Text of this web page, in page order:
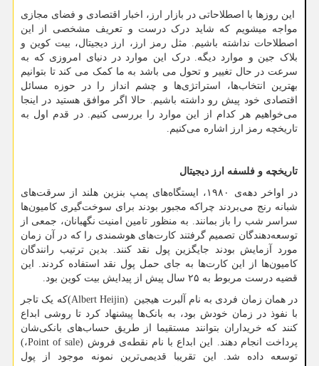
این روزها با اصطلاحاتی در بازار ارز، اخبار اقتصادی و فضای مجازی
مواجه میشویم که شاید درک درست و تعریف مشخصی از این
اصطلاحات نداشته باشیم. مثل رمز ارز، ارز دیجیتال، بیت کوین و
بلاک جین و موارد دیگه. درک این موارد در دنیای امروزی که به
سرعت در حال تغییر و تحول می باشد به ما کمک می کند تا بتوانیم
بهترین انتخاب‌ها، استراتژی‌ها و چشم انداز را در حوزه مسائل
اقتصادی خود پیش رو داشته باشیم. حالا اگر موافق هستید در اینجا
می‌خواهیم هر کدام از این موارد را بررسی کنیم. در قدم اول به
تاریخچه رمز ارز اشاره می‌کنیم.
تاریخچه و فلسفه ارز دیجیتال
در اواخر دهه‌ی ۱۹۸۰، ایستگاه‌های پمپ بنزین هلند از سرقت‌های
شبانه رنج می‌بردند چراکه مجبور بودند برای سوخت‌گیری کامیون‌ها
سراسر شب را باز بمانند. به منظور تامین امنیت نگهبانان، جمعی از
توسعه‌دهندگان تصمیم گرفتند کارت‌های هوشمندی را که در آن زمان
مورد آزمایش بودند جایگزین پول نقد کنند. بدین ترتیب رانندگان
کامیون‌ها از این کارت‌ها به جای حمل پول نقد استفاده کردند. این
قضیه درست مربوط به ۲۵ سال پیش از پیدایش بیت کوین بود.
در همان زمان فردی به نام آلبرت هیجین (Albert Heijin)که یک تاجر
با نفوذ در زمان خودش بود، به بانک‌ها پیشنهاد کرد تا روشی ابداع
کنند که خریداران بتوانند مستقیما از طریق حساب‌های بانکی‌شان
پرداخت انجام دهند. این ابداع با نام نقطه‌ی فروش Point of sale)،(
توسعه داده شد. این تقریبا قدیمی‌ترین نمونه موجود از پول